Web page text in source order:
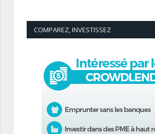
COMPAREZ, INVESTISSEZ